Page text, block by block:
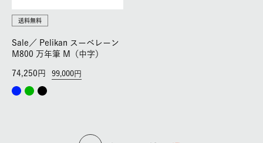
送料無料
Sale／ Pelikan スーベレーン
M800 万年筆 M（中字）
99,000
74,250